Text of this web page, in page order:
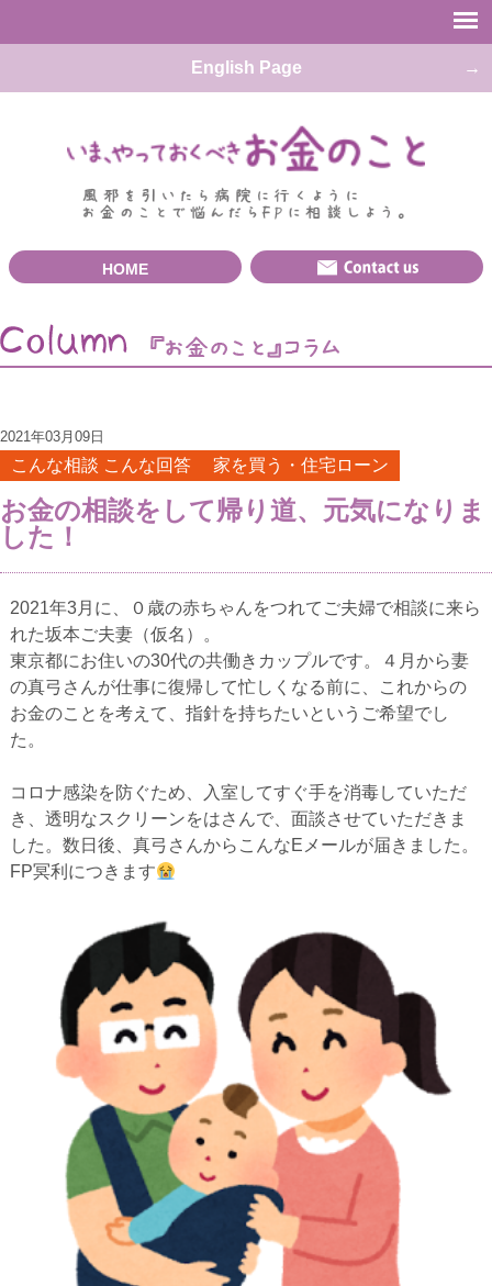
English Page
HOME
2021年03月09日
こんな相談 こんな回答 家を買う・住宅ローン
お金の相談をして帰り道、元気になりま
した！
2021年3月に、０歳の赤ちゃんをつれてご夫婦で相談に来ら
れた坂本ご夫妻（仮名）。
東京都にお住いの30代の共働きカップルです。４月から妻
の真弓さんが仕事に復帰して忙しくなる前に、これからの
お金のことを考えて、指針を持ちたいというご希望でし
た。
コロナ感染を防ぐため、入室してすぐ手を消毒していただ
き、透明なスクリーンをはさんで、面談させていただきま
した。数日後、真弓さんからこんなEメールが届きました。
FP冥利につきます